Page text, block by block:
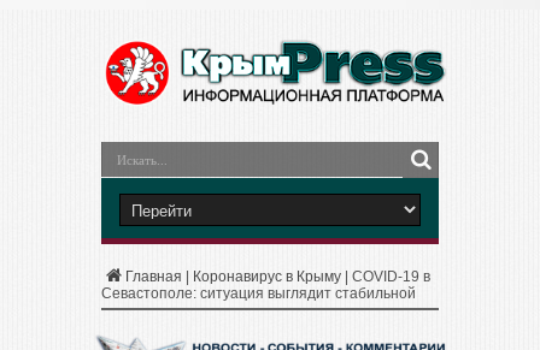
Главная Коронавирус в Крыму
COVID-19 в
Севастополе: ситуация выглядит стабильной